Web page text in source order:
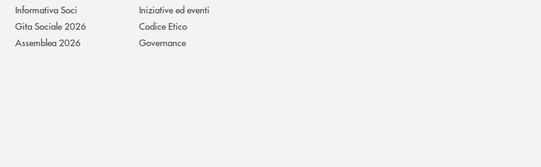
Informativa Soci
Gita Sociale 2026
Assemblea 2026
Iniziative ed eventi
Codice Etico
Governance